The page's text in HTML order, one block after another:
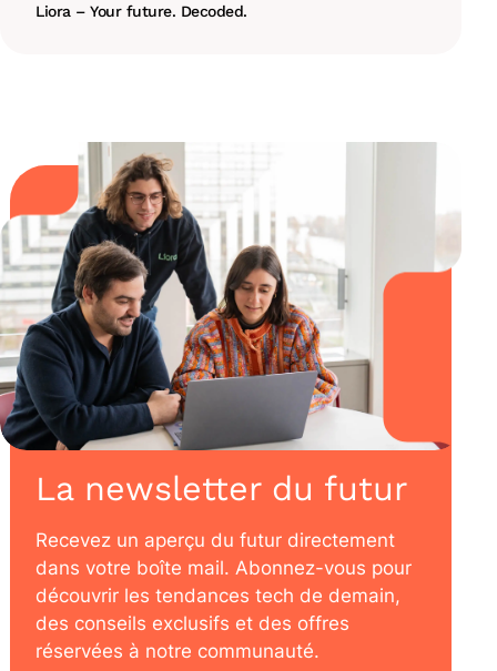
Liora – Your future. Decoded.
La newsletter du futur
Recevez un aperçu du futur directement
dans votre boîte mail. Abonnez-vous pour
découvrir les tendances tech de demain,
des conseils exclusifs et des offres
réservées à notre communauté.